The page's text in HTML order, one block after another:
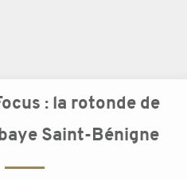
: la rotonde de
Saint-Bénigne